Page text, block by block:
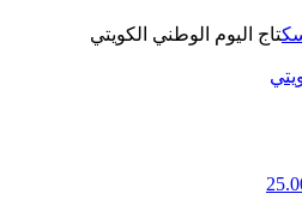
تاج اليوم الوطني الكويتي